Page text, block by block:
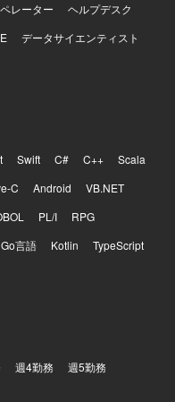
レーター
ヘルプデスク
データサイエンティスト
Swift C# C++
Scala
C Android
VB.NET
PL/I
RPG
Go言語 Kotlin
TypeScript
週4勤務 週5勤務